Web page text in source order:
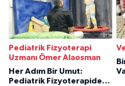
Pediatrik Fizyoterapi
Uzmanı Ömer Alaosman
Her Adım Bir Umut:
Pediatrik Fizyoterapiden